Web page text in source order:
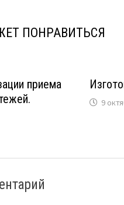
ПОНРАВИТЬСЯ
приема
9